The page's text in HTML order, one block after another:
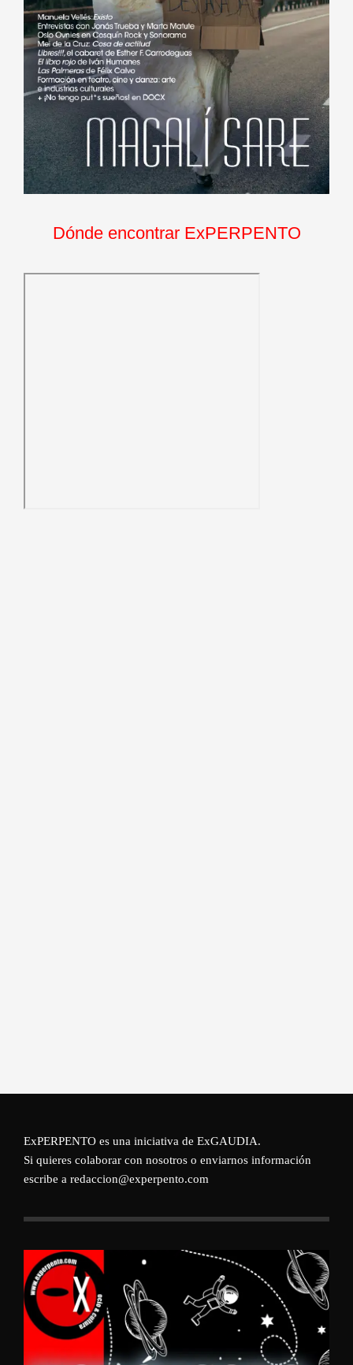
Dónde encontrar ExPERPENTO
ExPERPENTO es una iniciativa de ExGAUDIA.
Si quieres colaborar con nosotros o enviarnos información
escribe a redaccion@experpento.com